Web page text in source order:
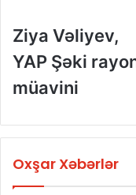
Ziya Vəliyev,
YAP Şəki
müavini
Oxşar Xəbərlər